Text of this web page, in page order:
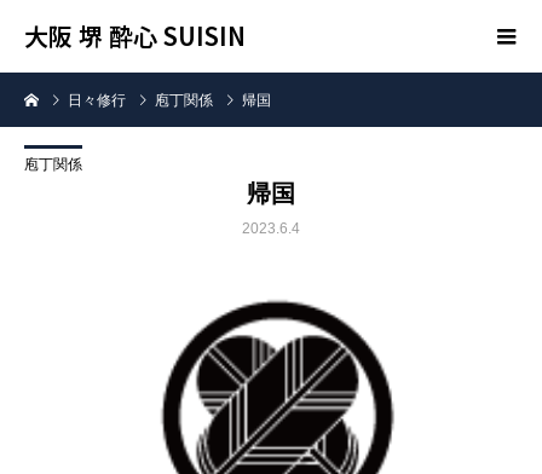
大阪 堺 酔心 SUISIN
日々修行 庖丁関係 帰国
庖丁関係
帰国
2023.6.4